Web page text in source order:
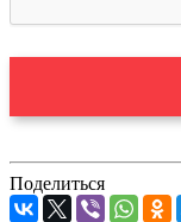
Поделиться